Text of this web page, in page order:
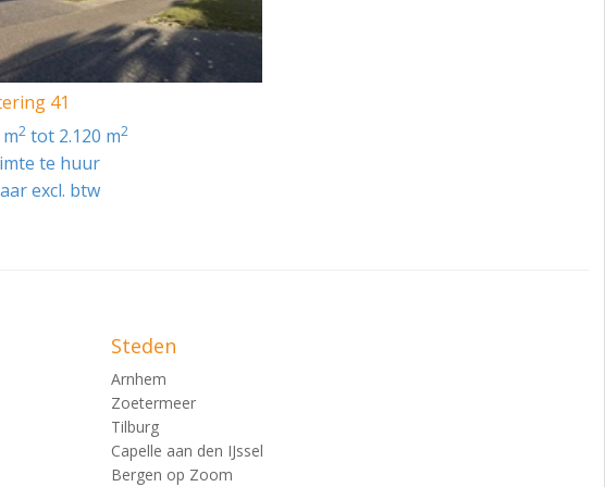
41
2tot 2.120 m2
te huur
excl. btw
Steden
Arnhem
Zoetermeer
Tilburg
Capelle aan den IJssel
Bergen op Zoom